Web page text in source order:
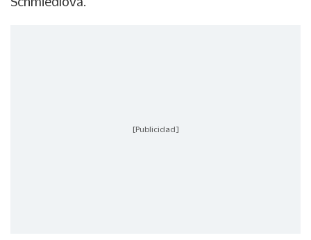
[Publicidad]